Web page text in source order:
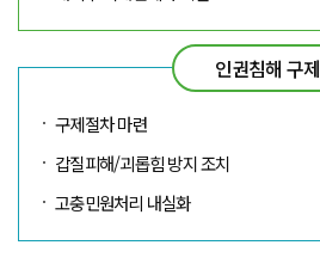
인권침해 구제
구제절차 마련
갑질피해/괴롭힘 방지 조치
고충민원처리 내실화